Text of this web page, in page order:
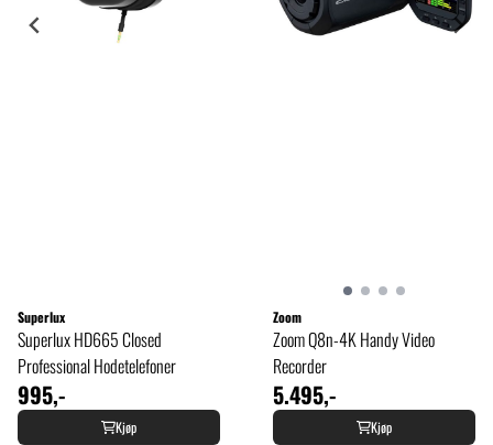
Superlux
Superlux HD665 Closed
Professional Hodetelefoner
995,-
Kjøp
Zoom
Zoom Q8n-4K Handy Video
Recorder
5.495,-
Kjøp